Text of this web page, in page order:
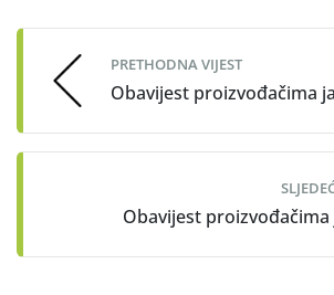
navigation
PRETHODNA VIJEST
Obavijest proizvođačima
Obavijest